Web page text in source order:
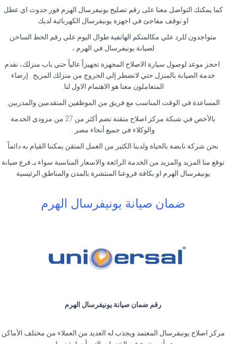
كما يمكنك التواصل معنا على رقم تصليح يونيفرسال الهرم فور حدوث اي عطل
او توقف مفاجئ في اجهزة يونيفرسال الكهربائية لديك
متواجدون للرد علي مكالمتكم الهاتفية طوال اليوم علي رقم الخط الساخن
لصيانة يونيفرسال في الهرم ،
احجز موعد لوصول سيارة الاصلاح المجهزة تجهيزاً عالياً حتي باب منزلك، نقدم
خدمة الصيانة بالمنزل حتي لاتضطر إلي الخروج من منزلك المريح . إرضاء
المتعاملون معنا هو الاهتمام الاول لنا.
المساعدة في الوقت المناسب مع فريق من الموظفين المتقدمين والمدربين.
بالأخص في شبكة مركز اصلاح متقنة تضم أكثر من 27 من مزودي الخدمة
والوكلاء في جميع أنحاء مصر .
نحن شركة نابضة بالحياة ولدينا الكثير من العمل المتقن يمكننا القيام به دائماً
توقع منا المزيد والمزيد من الخدمة الرائعة والاسعار المناسبة سواء بـ فرع صيانة
يونيفرسال الهرم او بكافة فروعنا المنتشرة بالمدن والمناطق الرئيسية
ضمان صيانة يونيفرسال الهرم
رقم ضمان صيانة يونيفرسال الهرم
مركز اصلاح يونيفرسال المعتمد ويجذب له العديد من العملاء من مختلف الأماكن